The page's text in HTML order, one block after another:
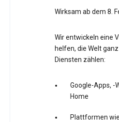
Wirksam ab dem 8.
Wir entwickeln eine
helfen, die Welt
Diensten zählen:
Google-Apps, -
Home
Plattformen